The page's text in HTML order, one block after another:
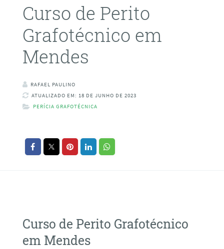
Curso de Perito
Grafotécnico em
Mendes
RAFAEL PAULINO
ATUALIZADO EM: 18 DE JUNHO DE 2023
PERÍCIA GRAFOTÉCNICA
Curso de Perito Grafotécnico
em Mendes